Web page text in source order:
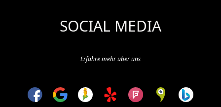
SOCIAL MEDIA
Erfahre mehr über uns